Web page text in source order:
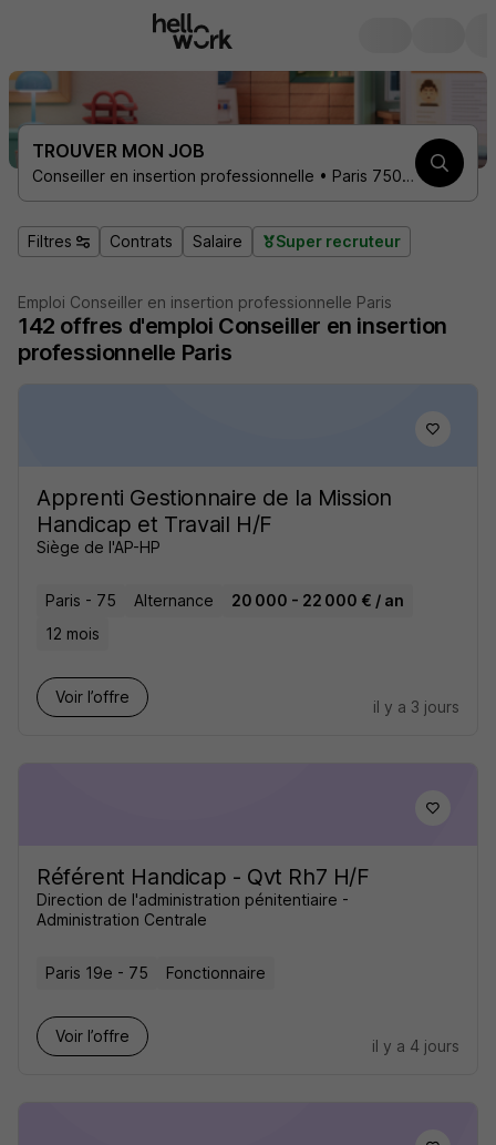
TROUVER MON JOB
Conseiller en insertion professionnelle • Paris 75000
Filtres Contrats Salaire Super recruteur
Emploi Conseiller en insertion professionnelle Paris
142 offres d'emploi Conseiller en insertion
professionnelle Paris
Apprenti Gestionnaire de la Mission
Handicap et Travail H/F
Siège de l'AP-HP
Paris - 75 Alternance
20 000 - 22 000 € / an
12 mois
Voir l’offre
il y a 3 jours
Référent Handicap - Qvt Rh7 H/F
Direction de l'administration pénitentiaire -
Administration Centrale
Paris 19e - 75 Fonctionnaire
Voir l’offre
il y a 4 jours